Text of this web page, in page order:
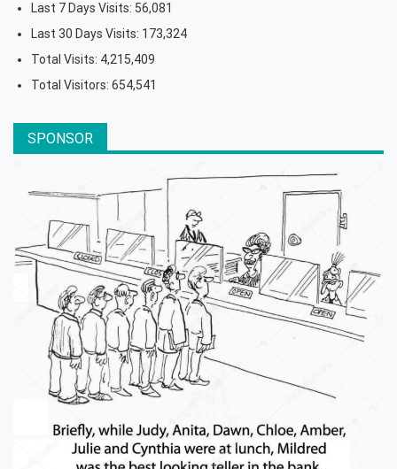
Last 7 Days Visits: 56,081
Last 30 Days Visits: 173,324
Total Visits: 4,215,409
Total Visitors: 654,541
SPONSOR